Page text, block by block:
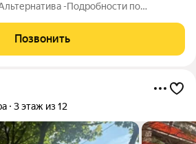
-Подробности по
Позвонить
3 этаж из 12